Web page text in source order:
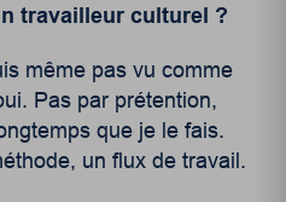
travailleur culturel ?
même pas vu comme
Pas par prétention,
que je le fais.
un flux de travail.